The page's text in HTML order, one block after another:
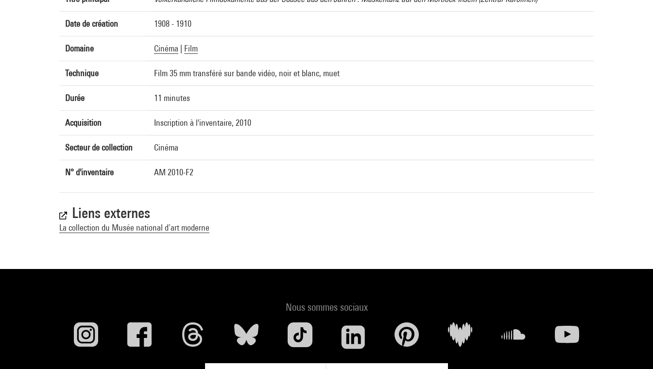
Date de création 1908 - 1910
Domaine Cinéma Film
Technique Film 35 mm transféré sur bande vidéo, noir et blanc, muet
Durée 11 minutes
Acquisition Inscription à l'inventaire, 2010
Secteur de collection Cinéma
N° d'inventaire AM 2010-F2
Liens externes
La collection du Musée national d’art moderne
Nous sommes sociaux